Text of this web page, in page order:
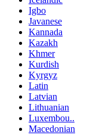
Igbo
Javanese
Kannada
Kazakh
Khmer
Kurdish
Kyrgyz
Latin
Latvian
Lithuanian
Luxembou..
Macedonian